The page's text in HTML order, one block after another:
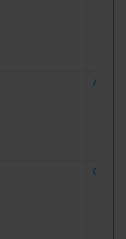
Adform
Criteo